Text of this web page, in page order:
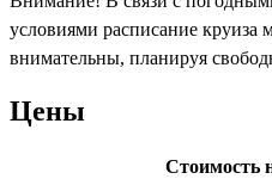
условиями расписание круиза
внимательны, планируя
Цены
Стоимость